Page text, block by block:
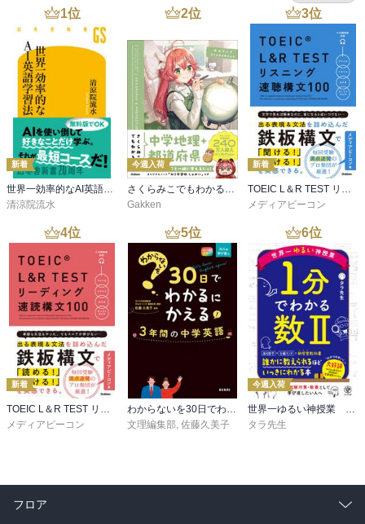
1位
新着
世界一効率的なAI英語学習法
清涼院流水
2位
今週入荷
さくらみこでもわかる中学地理＋都道府県
Gakken
3位
新着
TOEIC L＆R TEST リスニング速聴構文100
メディアビーコン
4位
新着
メディアビーコン
5位
文理編集部 佐藤久美子
6位
今週入荷
タラ先生
フロア